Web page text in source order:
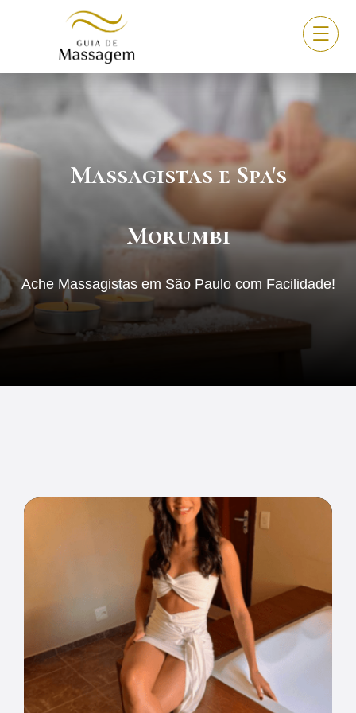
Massagistas e Spa's
Morumbi
Ache Massagistas em São Paulo com Facilidade!